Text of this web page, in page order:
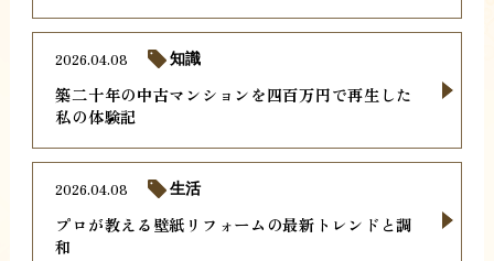
築二十年の中古マンションを四百万円で再生した
私の体験記
2026.04.08 知識
プロが教える壁紙リフォームの最新トレンドと調
和
2026.04.08 生活